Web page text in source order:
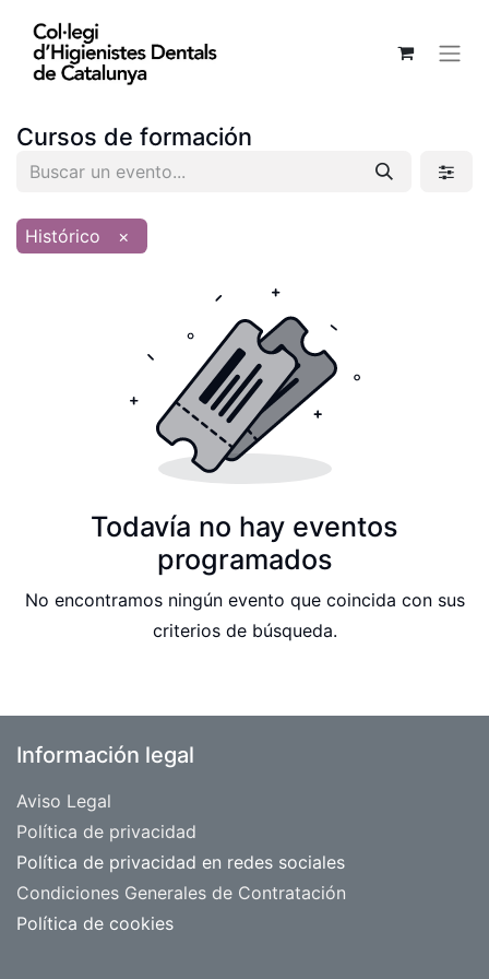
Cursos de formación
Histórico ×
Todavía no hay eventos
programados
No encontramos ningún evento que coincida con sus
criterios de búsqueda.
Información legal
Aviso Legal
​Política de privacidad
Política de privacidad en redes sociales
Condiciones Generales de Contratación
Política de cookies